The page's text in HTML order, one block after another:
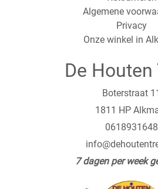
Algemene
Privacy
Onze winkel in
De Houten
Boterstraat
1811 HP
0618931648
7 dagen per week